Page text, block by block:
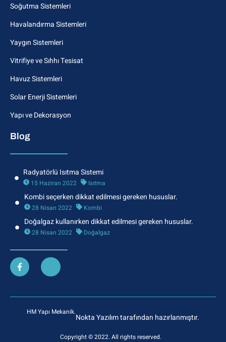
Soğutma Sistemleri
Havalandırma Sistemleri
Yaygın Sistemleri
Vitrifiye ve Sıhhı Tesisat
Havuz Sistemleri
Solar Enerji Sistemleri
Yapı ve Dekorasyon
Blog
Radyatörlü Isıtma Sistemi
15 Haziran 2022 Isıtma
Kombi seçerken dikkat edilmesi gereken hususlar.
28 Nisan 2022 Kombi
Doğalgaz kullanırken dikkat edilmesi gereken hususlar.
28 Nisan 2022 Doğalgaz
HM Yapı Mekanik.
Nokta Yazılım tarafından hazırlanmıştır.
Copyright © 2022. All rights reserved.